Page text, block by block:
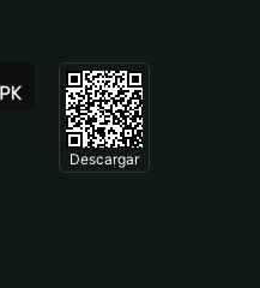
Descargar